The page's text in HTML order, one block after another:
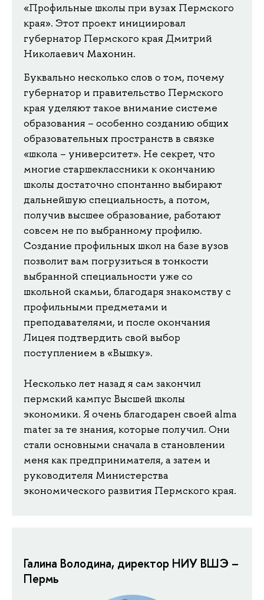
«Профильные школы при вузах Пермского
края». Этот проект инициировал
губернатор Пермского края Дмитрий
Николаевич Махонин.
Буквально несколько слов о том, почему
губернатор и правительство Пермского
края уделяют такое внимание системе
образования – особенно созданию общих
образовательных пространств в связке
«школа – университет». Не секрет, что
многие старшеклассники к окончанию
школы достаточно спонтанно выбирают
дальнейшую специальность, а потом,
получив высшее образование, работают
совсем не по выбранному профилю.
Создание профильных школ на базе вузов
позволит вам погрузиться в тонкости
выбранной специальности уже со
школьной скамьи, благодаря знакомству с
профильными предметами и
преподавателями, и после окончания
Лицея подтвердить свой выбор
поступлением в «Вышку».
Несколько лет назад я сам закончил
пермский кампус Высшей школы
экономики. Я очень благодарен своей alma
mater за те знания, которые получил. Они
стали основными сначала в становлении
меня как предпринимателя, а затем и
руководителя Министерства
экономического развития Пермского края.
Галина Володина, директор НИУ ВШЭ –
Пермь